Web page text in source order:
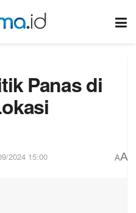
Panas di
2024 15:00 AA